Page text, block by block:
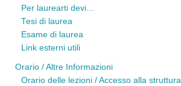
Per laurearti devi…
Tesi di laurea
Esame di laurea
Link esterni utili
Orario / Altre Informazioni
Orario delle lezioni / Accesso alla struttura